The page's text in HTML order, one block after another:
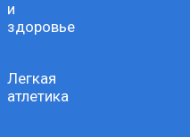
и
здоровье
Легкая
атлетика